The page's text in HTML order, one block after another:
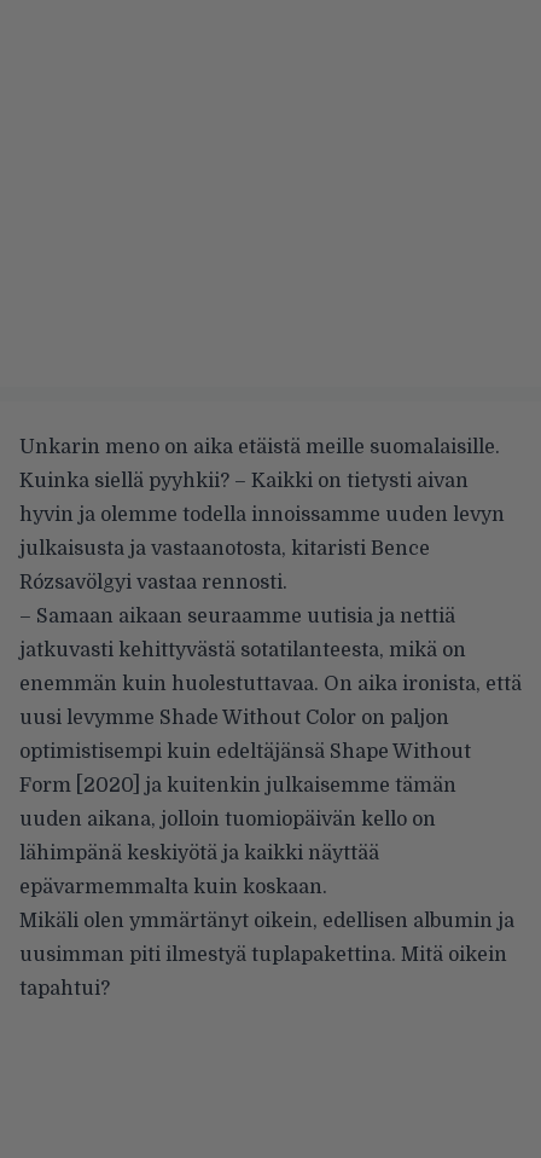
Unkarin meno on aika etäistä meille suomalaisille.
Kuinka siellä pyyhkii? – Kaikki on tietysti aivan
hyvin ja olemme todella innoissamme uuden levyn
julkaisusta ja vastaanotosta, kitaristi Bence
Rózsavölgyi vastaa rennosti.
– Samaan aikaan seuraamme uutisia ja nettiä
jatkuvasti kehittyvästä sotatilanteesta, mikä on
enemmän kuin huolestuttavaa. On aika ironista, että
uusi levymme Shade Without Color on paljon
optimistisempi kuin edeltäjänsä Shape Without
Form [2020] ja kuitenkin julkaisemme tämän
uuden aikana, jolloin tuomiopäivän kello on
lähimpänä keskiyötä ja kaikki näyttää
epävarmemmalta kuin koskaan.
Mikäli olen ymmärtänyt oikein, edellisen albumin ja
uusimman piti ilmestyä tuplapakettina. Mitä oikein
tapahtui?